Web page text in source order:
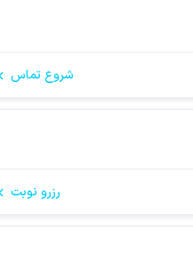
شروع تماس
رزرو نوبت